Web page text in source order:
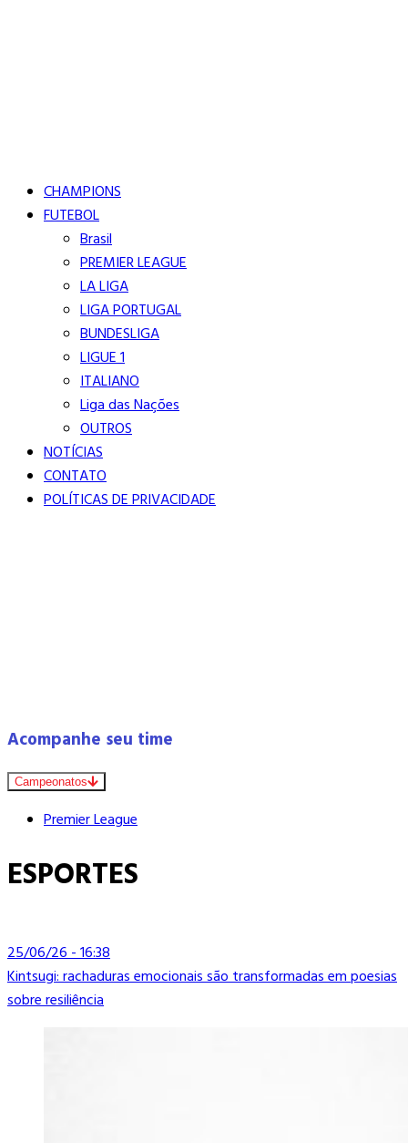
CHAMPIONS
FUTEBOL
Brasil
PREMIER LEAGUE
LA LIGA
LIGA PORTUGAL
BUNDESLIGA
LIGUE 1
ITALIANO
Liga das Nações
OUTROS
NOTÍCIAS
CONTATO
POLÍTICAS DE PRIVACIDADE
Acompanhe seu time
Campeonatos
Premier League
ESPORTES
25/06/26 - 16:38
Kintsugi: rachaduras emocionais são transformadas em poesias
sobre resiliência